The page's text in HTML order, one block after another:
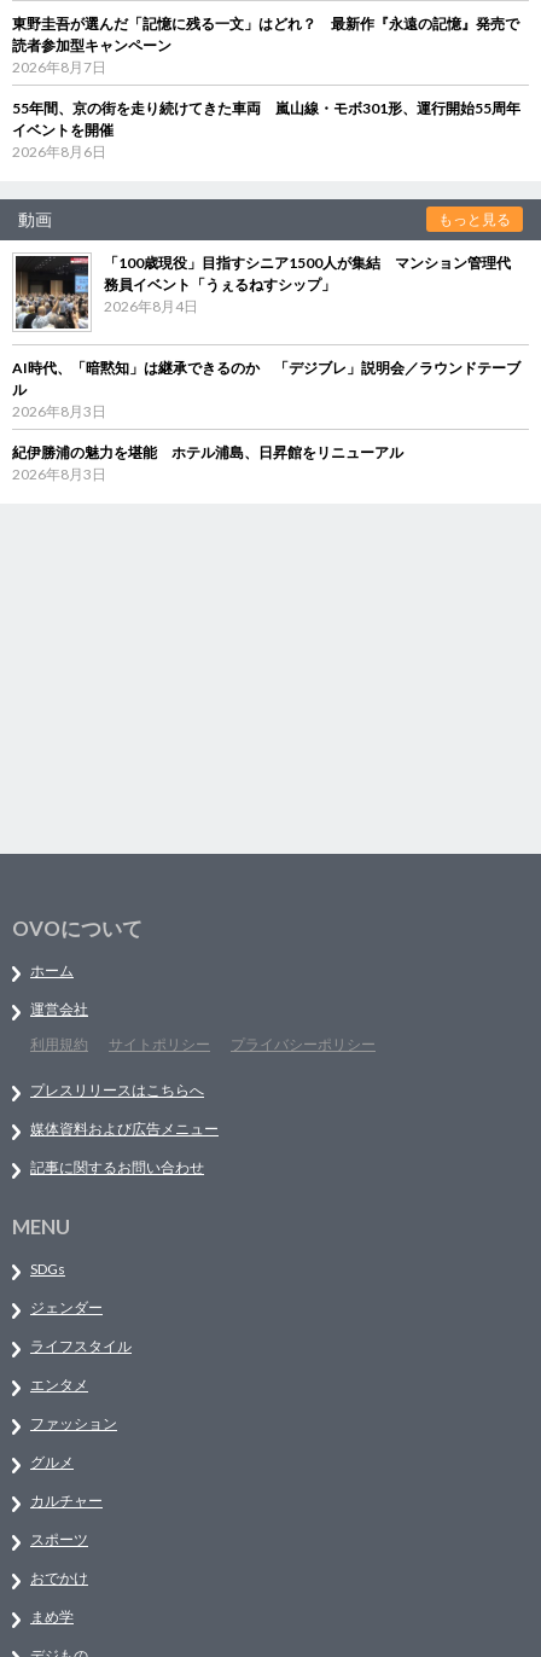
東野圭吾が選んだ「記憶に残る一文」はどれ？ 最新作『永遠の記憶』発売で
読者参加型キャンペーン
2026年8月7日
55年間、京の街を走り続けてきた車両 嵐山線・モボ301形、運行開始55周年
イベントを開催
2026年8月6日
動画 もっと見る
「100歳現役」目指すシニア1500人が集結 マンション管理代
務員イベント「うぇるねすシップ」
2026年8月4日
AI時代、「暗黙知」は継承できるのか 「デジブレ」説明会／ラウンドテーブ
ル
2026年8月3日
紀伊勝浦の魅力を堪能 ホテル浦島、日昇館をリニューアル
2026年8月3日
OVOについて
ホーム
運営会社
利用規約
サイトポリシー プライバシーポリシー
プレスリリースはこちらへ
媒体資料および広告メニュー
記事に関するお問い合わせ
MENU
SDGs
ジェンダー
ライフスタイル
エンタメ
ファッション
グルメ
カルチャー
スポーツ
おでかけ
まめ学